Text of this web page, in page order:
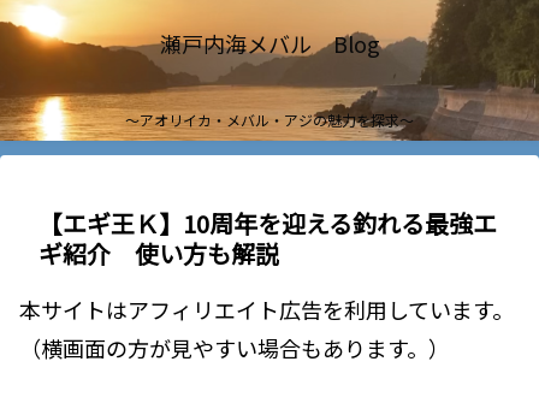
瀬戸内海メバル Blog
～アオリイカ・メバル・アジの魅力を探求～
【エギ王Ｋ】10周年を迎える釣れる最強エ
ギ紹介 使い方も解説
本サイトはアフィリエイト広告を利用しています。
（横画面の方が見やすい場合もあります。）